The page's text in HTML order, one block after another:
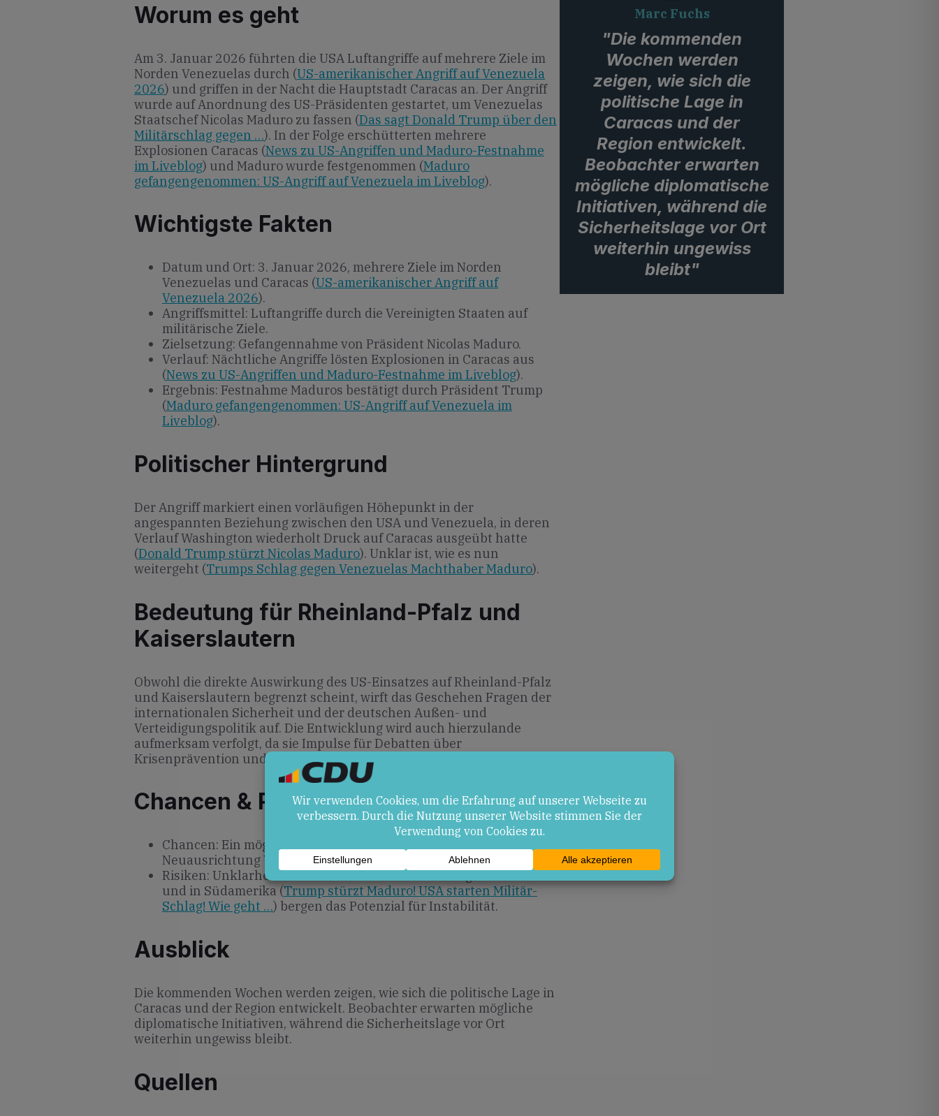
Worum es geht
Am 3. Januar 2026 führten die USA Luftangriffe auf mehrere Ziele im
Norden Venezuelas durch (US-amerikanischer Angriff auf Venezuela
2026) und griffen in der Nacht die Hauptstadt Caracas an. Der Angriff
wurde auf Anordnung des US-Präsidenten gestartet, um Venezuelas
Staatschef Nicolas Maduro zu fassen (Das sagt Donald Trump über den
Militärschlag gegen …). In der Folge erschütterten mehrere
Explosionen Caracas (News zu US-Angriffen und Maduro-Festnahme
im Liveblog) und Maduro wurde festgenommen (Maduro
gefangengenommen: US-Angriff auf Venezuela im Liveblog).
Wichtigste Fakten
Datum und Ort: 3. Januar 2026, mehrere Ziele im Norden
Venezuelas und Caracas (US-amerikanischer Angriff auf
Venezuela 2026).
Angriffsmittel: Luftangriffe durch die Vereinigten Staaten auf
militärische Ziele.
Zielsetzung: Gefangennahme von Präsident Nicolas Maduro.
Verlauf: Nächtliche Angriffe lösten Explosionen in Caracas aus
(News zu US-Angriffen und Maduro-Festnahme im Liveblog).
Ergebnis: Festnahme Maduros bestätigt durch Präsident Trump
(Maduro gefangengenommen: US-Angriff auf Venezuela im
Liveblog).
Politischer Hintergrund
Der Angriff markiert einen vorläufigen Höhepunkt in der
angespannten Beziehung zwischen den USA und Venezuela, in deren
Verlauf Washington wiederholt Druck auf Caracas ausgeübt hatte
(Donald Trump stürzt Nicolas Maduro). Unklar ist, wie es nun
weitergeht (Trumps Schlag gegen Venezuelas Machthaber Maduro).
Bedeutung für Rheinland-Pfalz und
Kaiserslautern
Obwohl die direkte Auswirkung des US-Einsatzes auf Rheinland-Pfalz
und Kaiserslautern begrenzt scheint, wirft das Geschehen Fragen der
internationalen Sicherheit und der deutschen Außen- und
Verteidigungspolitik auf. Die Entwicklung wird auch hierzulande
aufmerksam verfolgt, da sie Impulse für Debatten über
Krisenprävention und internationale Zusammenarbeit geben kann.
Chancen & Risiken
Chancen: Ein möglicher Machtwechsel könnte eine
Neuausrichtung Venezuelas eröffnen.
Risiken: Unklarheiten über die weitere Entwicklung in Venezuela
und in Südamerika (Trump stürzt Maduro! USA starten Militär-
Schlag! Wie geht …) bergen das Potenzial für Instabilität.
Ausblick
Die kommenden Wochen werden zeigen, wie sich die politische Lage in
Caracas und der Region entwickelt. Beobachter erwarten mögliche
diplomatische Initiativen, während die Sicherheitslage vor Ort
weiterhin ungewiss bleibt.
Quellen
Marc Fuchs
"Die kommenden
Wochen werden
zeigen, wie sich die
politische Lage in
Caracas und der
Region entwickelt.
Beobachter erwarten
mögliche diplomatische
Initiativen, während die
Sicherheitslage vor Ort
weiterhin ungewiss
bleibt"